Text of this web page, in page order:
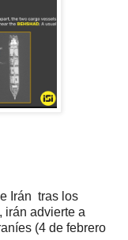
Irán tras los
irán advierte a
(4 de febrero